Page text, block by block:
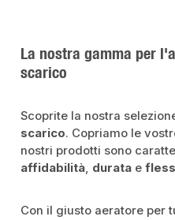
La nostra gamma per
scarico
Scoprite la nostra
scarico. Copriamo le
nostri prodotti sono
affidabilità, durata e
Con il giusto aeratore per